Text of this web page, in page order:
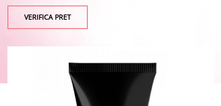
VERIFICA PRET